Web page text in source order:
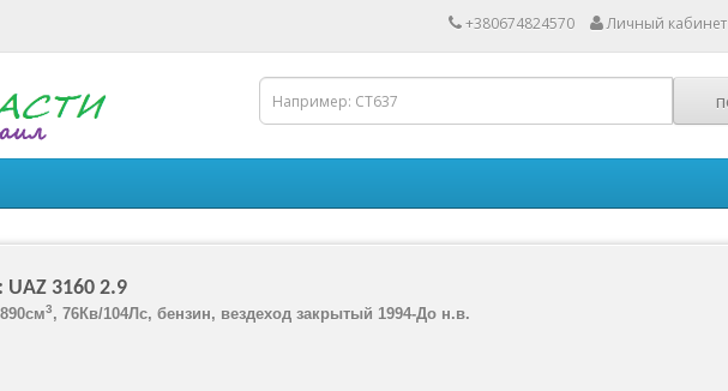
+380674824570 Личный кабинет
UAZ 3160 2.9
3, 76Кв/104Лс, бензин, вездеход закрытый 1994-До н.в.